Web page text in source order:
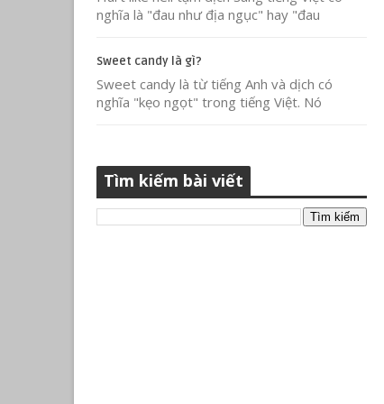
nghĩa là "đau như địa ngục" hay "đau
Sweet candy là gì?
Sweet candy là từ tiếng Anh và dịch có
nghĩa "kẹo ngọt" trong tiếng Việt. Nó
Tìm kiếm bài viết